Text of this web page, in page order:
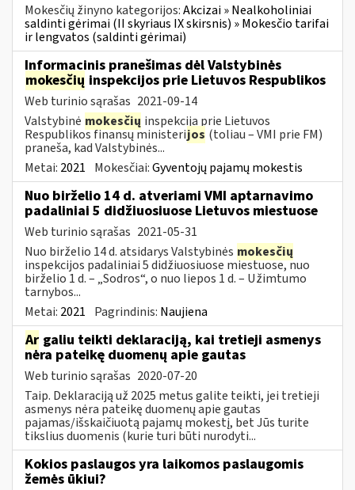
Mokesčių žinyno kategorijos:Akcizai » Nealkoholiniai
saldinti gėrimai (II skyriaus IX skirsnis) » Mokesčio tarifai
ir lengvatos (saldinti gėrimai)
Informacinis pranešimas dėl Valstybinės
mokesčių inspekcijos prie Lietuvos Respublikos
Web turinio sąrašas 2021-09-14
Valstybinė mokesčių inspekcija prie Lietuvos
Respublikos finansų ministerijos (toliau – VMI prie FM)
praneša, kad Valstybinės...
Metai: 2021 Mokesčiai:Gyventojų pajamų mokestis
Nuo birželio 14 d. atveriami VMI aptarnavimo
padaliniai 5 didžiuosiuose Lietuvos miestuose
Web turinio sąrašas 2021-05-31
Nuo birželio 14 d. atsidarys Valstybinės mokesčių
inspekcijos padaliniai 5 didžiuosiuose miestuose, nuo
birželio 1 d. – „Sodros“, o nuo liepos 1 d. – Užimtumo
tarnybos...
Metai: 2021 Pagrindinis: Naujiena
Ar galiu teikti deklaraciją, kai tretieji asmenys
nėra pateikę duomenų apie gautas
Web turinio sąrašas 2020-07-20
Taip. Deklaraciją už 2025 metus galite teikti, jei tretieji
asmenys nėra pateikę duomenų apie gautas
pajamas/išskaičiuotą pajamų mokestį, bet Jūs turite
tikslius duomenis (kurie turi būti nurodyti...
Kokios paslaugos yra laikomos paslaugomis
žemės ūkiui?